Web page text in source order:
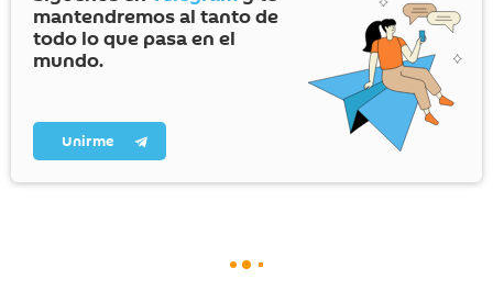
mantendremos al tanto de
todo lo que pasa en el
mundo.
Unirme